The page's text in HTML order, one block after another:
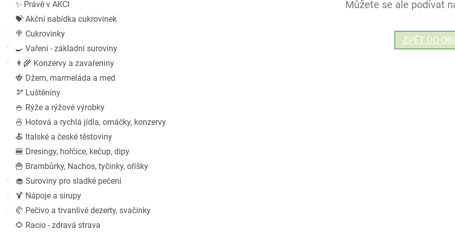
✨ Právě v AKCI
💝 Akční nabídka cukrovinek
🍭 Cukrovinky
🍳 Vaření - základní suroviny
👨‍🌾 Konzervy a zavařeniny
🍓 Džem, marmeláda a med
🫘 Luštěniny
🍚 Rýže a rýžové výrobky
🍜 Hotová a rychlá jídla, omáčky, konzervy
🍝 Italské a české těstoviny
🍔 Dresingy, hořčice, kečup, dipy
🍟 Brambůrky, Nachos, tyčinky, oříšky
🧁 Suroviny pro sladké pečení
🍹 Nápoje a sirupy
🥐 Pečivo a trvanlivé dezerty, svačinky
🌻 Racio - zdravá strava
Můžete se ale podívat
ZPĚT DO